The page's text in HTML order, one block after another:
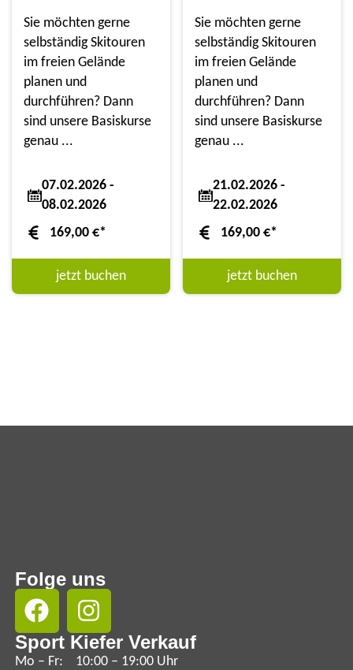
Sie möchten gerne
selbständig Skitouren
im freien Gelände
planen und
durchführen? Dann
sind unsere Basiskurse
genau ...
07.02.2026 -
08.02.2026
169,00 €*
jetzt buchen
Sie möchten gerne
selbständig Skitouren
im freien Gelände
planen und
durchführen? Dann
sind unsere Basiskurse
genau ...
21.02.2026 -
22.02.2026
169,00€*
jetzt buchen
Folge uns
Sport Kiefer Verkauf
Mo – Fr:
10:00 – 19:00 Uhr